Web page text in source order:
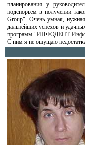
планирования у
подспорьем в получении
Group". Очень умная,
дальнейших успехов и
программ "ИНФОДЕНТ-
С ним я не ощущаю